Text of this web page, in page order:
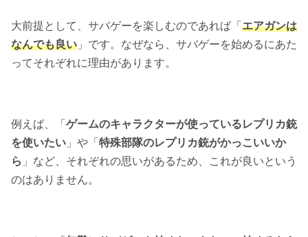
大前提として、サバゲーを楽しむのであれば「 エアガンは
なんでも良い 」です。なぜなら、サバゲーを始めるにあた
ってそれぞれに理由があります。
例えば、「 ゲームのキャラクターが使っているレプリカ銃
を使いたい 」や「 特殊部隊のレプリカ銃がかっこいいか
ら 」など、それぞれの思いがあるため、これが良いという
のはありません。